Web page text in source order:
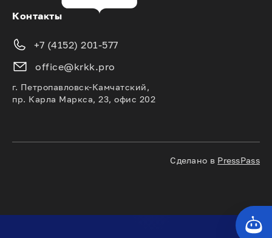
Контакты
+7 (4152) 201-577
office@krkk.pro
г. Петропавловск-Камчатский,
пр. Карла Маркса, 23, офис 202
Сделано в PressPass